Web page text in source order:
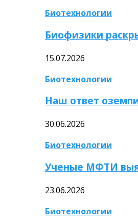
Биотехнологии
Биофизики
15.07.2026
Биотехнологии
Наш ответ
30.06.2026
Биотехнологии
Ученые МФТИ
23.06.2026
Биотехнологии